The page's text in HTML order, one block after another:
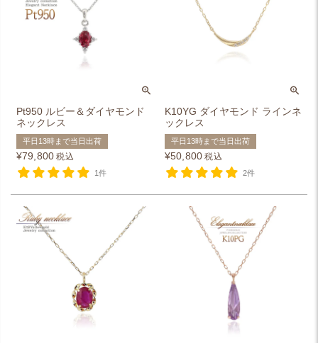
Pt950 ルビー＆ダイヤモンド
ネックレス
平日13時まで当日出荷
¥79,800 税込
1件
K10YG ダイヤモンド ラインネ
ックレス
平日13時まで当日出荷
¥50,800 税込
2件